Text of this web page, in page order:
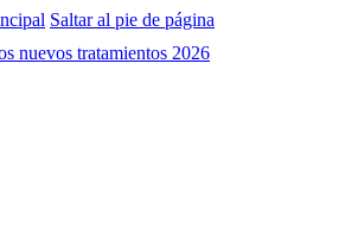
Saltar al pie de página
nuevos tratamientos 2026